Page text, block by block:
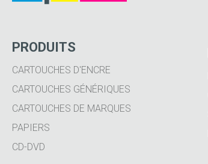
PRODUITS
CARTOUCHES D'ENCRE
CARTOUCHES GÉNÉRIQUES
CARTOUCHES DE MARQUES
PAPIERS
CD-DVD